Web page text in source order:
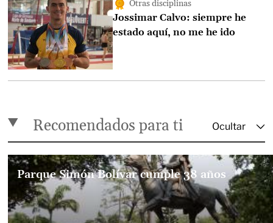
Otras disciplinas
Jossimar Calvo: siempre he
estado aquí, no me he ido
Recomendados para ti
Parque Simón Bolívar cumple 38 años